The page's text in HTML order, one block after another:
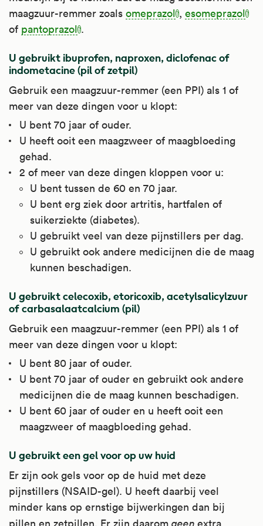
Kijk voor meer informatie op
Apotheek.nl
.
huidontstekingen (zoals bij lepra en
lichtovergevoeligheid), alopecia areata
op uw hoofd krijgt), bepaalde bloedziekten
(zoals de bloedstollingsziekte ITP), ernstige
allergische reacties, Bellverlamming (een
vorm van gezichtsverlamming), netelroos
en nierziektes (zoals het nefrotisch
syndroom). Bij ontstekingsziekten wordt
het op verschillende manieren gebruikt. In
een hoge dosering voor een paar dagen tot
weken (stootkuur). En in een lagere
dosering voor meerdere maanden
(langdurige behandeling). Artsen schrijven
het meestal voor als stootkuur.
Prednisolon wordt ook gebruikt om
afstotingsreacties tegen te gaan. Dit wordt
onderdeel van een behandeling bij kanker.
Ook wordt het gebruikt om een tekort aan
lichaamseigen bijnierschorshormonen aan
te vullen. Zoals bij de bijnierziekten de
ziekte van Addison, de ziekte van Cushing
en het adrenogenitaal syndroom. Als het
op deze manier gebruikt wordt heet het
substitutietherapie.
Soms bij kanker om de laatste levensfase
Kijk voor meer informatie op
Apotheek.nl
.
Kijk voor meer informatie op
Apotheek.nl
.
verkoudheid.
Kijk voor meer informatie op
Apotheek.nl
.
Het wordt ook gebruikt bij opvliegers tijdens
de overgang en bij pijn door schade aan een
Kijk voor meer informatie op
Apotheek.nl
maagzuur-remmer zoals omeprazol ,esomeprazol
of pantoprazol .
U gebruikt ibuprofen, naproxen, diclofenac of
indometacine (pil of zetpil)
Gebruik een maagzuur-remmer (een PPI) als 1 of
meer van deze dingen voor u klopt:
U bent 70 jaar of ouder.
U heeft ooit een maagzweer of maagbloeding
gehad.
2 of meer van deze dingen kloppen voor u:
U bent tussen de 60 en 70 jaar.
U bent erg ziek door artritis, hartfalen of
suikerziekte (diabetes).
U gebruikt veel van deze pijnstillers per dag.
U gebruikt ook andere medicijnen die de maag
kunnen beschadigen.
U gebruikt celecoxib, etoricoxib, acetylsalicylzuur
of carbasalaatcalcium (pil)
Gebruik een maagzuur-remmer (een PPI) als 1 of
meer van deze dingen voor u klopt:
U bent 80 jaar of ouder.
U bent 70 jaar of ouder en gebruikt ook andere
medicijnen die de maag kunnen beschadigen.
U bent 60 jaar of ouder en u heeft ooit een
maagzweer of maagbloeding gehad.
U gebruikt een gel voor op uw huid
Er zijn ook gels voor op de huid met deze
pijnstillers (NSAID-gel). U heeft daarbij veel
minder kans op ernstige bijwerkingen dan bij
pillen en zetpillen. Er zijn daarom geen extra